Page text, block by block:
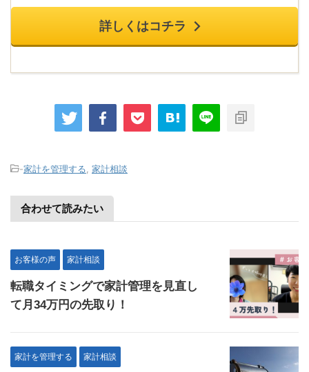
詳しくはコチラ
-家計を管理する 家計相談
合わせて読みたい
お客様の声 家計相談
転職タイミングで家計管理を見直し
て月34万円の先取り！
家計を管理する 家計相談